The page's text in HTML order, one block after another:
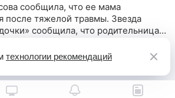
сообщила, что ее мама
после тяжелой травмы. Звезда
сообщила, что родительница
технологии рекомендаций